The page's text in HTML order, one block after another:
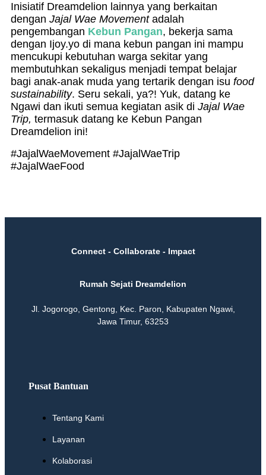
Inisiatif Dreamdelion lainnya yang berkaitan
dengan Jajal Wae Movementadalah
pengembangan Kebun Pangan, bekerja sama
dengan Ijoy.yo di mana kebun pangan ini mampu
mencukupi kebutuhan warga sekitar yang
membutuhkan sekaligus menjadi tempat belajar
bagi anak-anak muda yang tertarik dengan isu food
sustainability. Seru sekali, ya?! Yuk, datang ke
Ngawi dan ikuti semua kegiatan asik di Jajal Wae
Trip, termasuk datang ke Kebun Pangan
Dreamdelion ini!
#JajalWaeMovement #JajalWaeTrip
#JajalWaeFood
Connect - Collaborate - Impact
Rumah Sejati Dreamdelion
Jl. Jogorogo, Gentong, Kec. Paron, Kabupaten Ngawi,
Jawa Timur, 63253
Pusat Bantuan
Tentang Kami
Layanan
Kolaborasi